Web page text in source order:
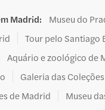
Madrid:
Museu do
Tour pelo Santiago
Aquário e zoológico de
Galeria das
de Madrid
Museu